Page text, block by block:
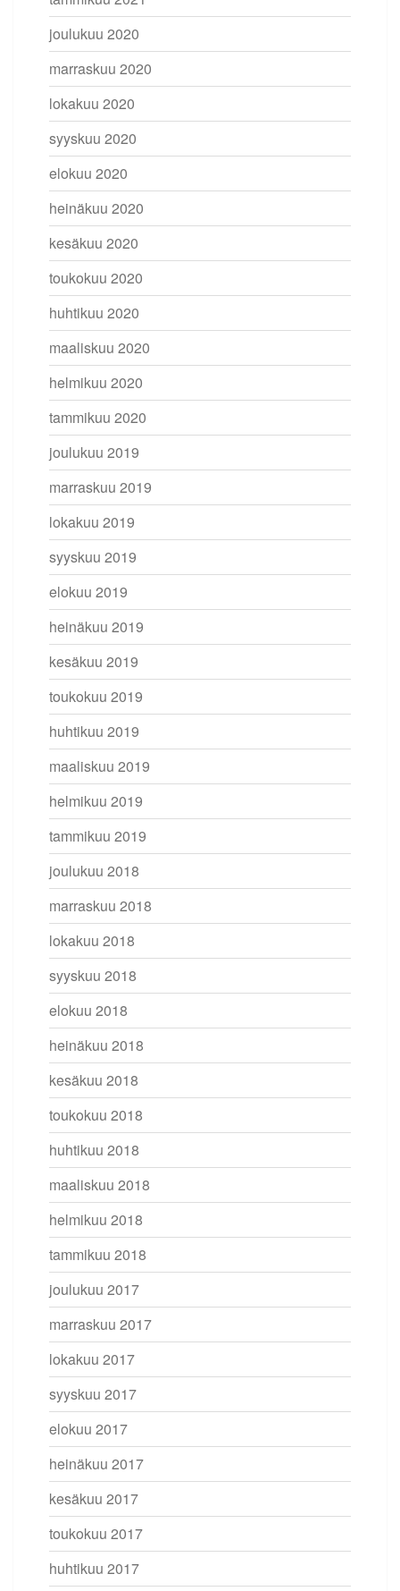
joulukuu 2020
marraskuu 2020
lokakuu 2020
syyskuu 2020
elokuu 2020
heinäkuu 2020
kesäkuu 2020
toukokuu 2020
huhtikuu 2020
maaliskuu 2020
helmikuu 2020
tammikuu 2020
joulukuu 2019
marraskuu 2019
lokakuu 2019
syyskuu 2019
elokuu 2019
heinäkuu 2019
kesäkuu 2019
toukokuu 2019
huhtikuu 2019
maaliskuu 2019
helmikuu 2019
tammikuu 2019
joulukuu 2018
marraskuu 2018
lokakuu 2018
syyskuu 2018
elokuu 2018
heinäkuu 2018
kesäkuu 2018
toukokuu 2018
huhtikuu 2018
maaliskuu 2018
helmikuu 2018
tammikuu 2018
joulukuu 2017
marraskuu 2017
lokakuu 2017
syyskuu 2017
elokuu 2017
heinäkuu 2017
kesäkuu 2017
toukokuu 2017
huhtikuu 2017